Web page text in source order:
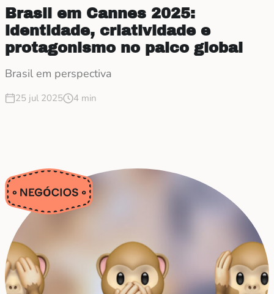
Brasil em Cannes 2025:
identidade, criatividade e
protagonismo no palco global
Brasil em perspectiva
25 jul 2025 4 min